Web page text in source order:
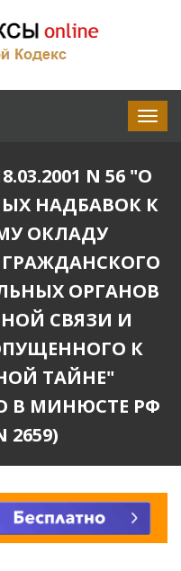
N 56 "О
НАДБАВОК К
ОКЛАДУ
ОРГАНОВ
СВЯЗИ И
К
ТАЙНЕ"
В МИНЮСТЕ РФ
2659)